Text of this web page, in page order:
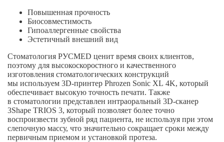
Повышенная прочность
Биосовместимость
Гипоаллергенные свойства
Эстетичный внешний вид
Стоматология РУСMED ценит время своих клиентов,
поэтому для высокоскоростного и качественного
изготовления стоматологических конструкций
мы используем 3D-принтер Phrozen Sonic XL 4K, который
обеспечивает высокую точность печати. Также
в стоматологии представлен интраоральный 3D-сканер
3Shape TRIOS 3, который позволяет более точно
воспроизвести зубной ряд пациента, не используя при этом
слепочную массу, что значительно сокращает сроки между
первичным приемом и установкой протеза.